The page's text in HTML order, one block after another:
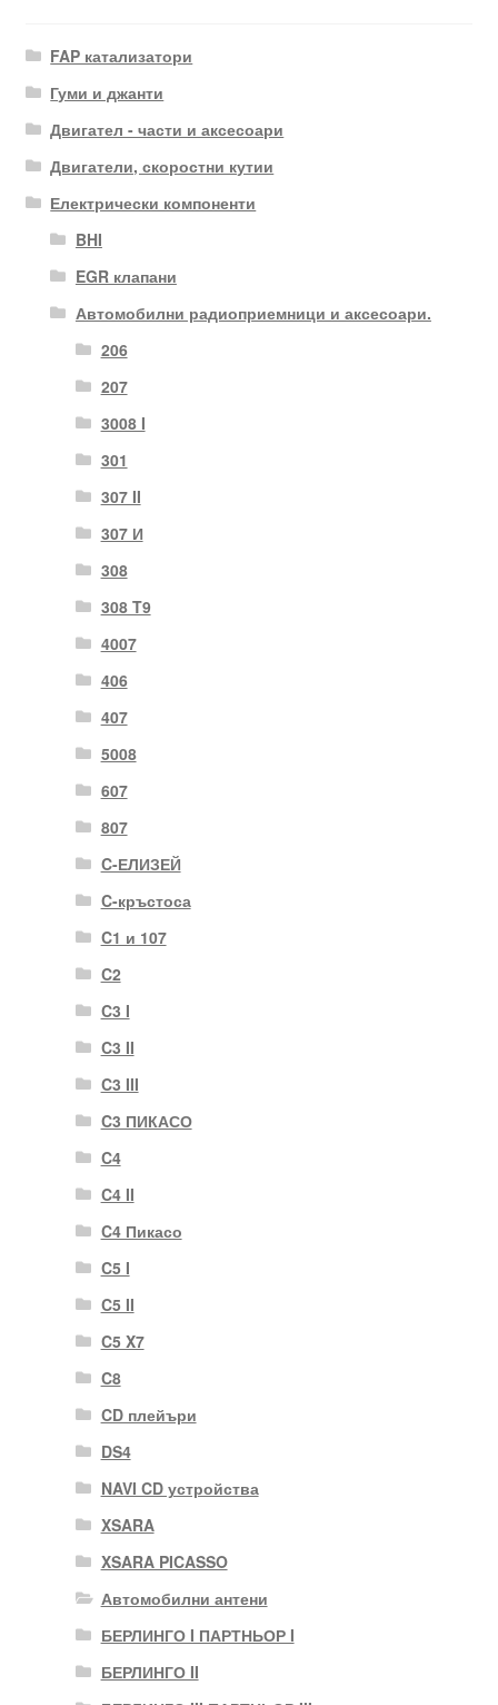
FAP катализатори
Гуми и джанти
Двигател - части и аксесоари
Двигатели, скоростни кутии
Електрически компоненти
BHI
EGR клапани
Автомобилни радиоприемници и аксесоари.
206
207
3008 I
301
307 II
307 И
308
308 T9
4007
406
407
5008
607
807
C-ЕЛИЗЕЙ
C-кръстоса
C1 и 107
C2
C3 I
C3 II
C3 III
C3 ПИКАСО
C4
C4 II
C4 Пикасо
C5 I
C5 II
C5 X7
C8
CD плейъри
DS4
NAVI CD устройства
XSARA
XSARA PICASSO
Автомобилни антени
БЕРЛИНГО I ПАРТНЬОР I
БЕРЛИНГО II